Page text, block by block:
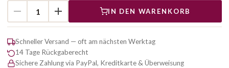
IN DEN WARENKORB
Schneller Versand — oft am nächsten Werktag
14 Tage Rückgaberecht
Sichere Zahlung via PayPal, Kreditkarte & Überweisung